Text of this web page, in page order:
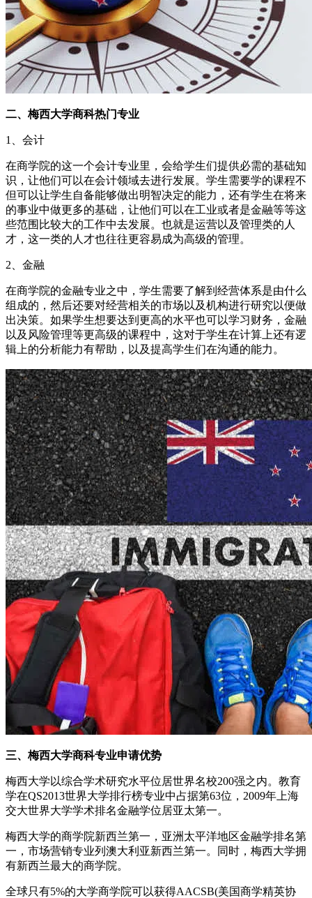
二、梅西大学商科热门专业
1、会计
在商学院的这一个会计专业里，会给学生们提供必需的基础知
识，让他们可以在会计领域去进行发展。学生需要学的课程不
但可以让学生自备能够做出明智决定的能力，还有学生在将来
的事业中做更多的基础，让他们可以在工业或者是金融等等这
些范围比较大的工作中去发展。也就是运营以及管理类的人
才，这一类的人才也往往更容易成为高级的管理。
2、金融
在商学院的金融专业之中，学生需要了解到经营体系是由什么
组成的，然后还要对经营相关的市场以及机构进行研究以便做
出决策。如果学生想要达到更高的水平也可以学习财务，金融
以及风险管理等更高级的课程中，这对于学生在计算上还有逻
辑上的分析能力有帮助，以及提高学生们在沟通的能力。
三、梅西大学商科专业申请优势
梅西大学以综合学术研究水平位居世界名校200强之内。教育
学在QS2013世界大学排行榜专业中占据第63位，2009年上海
交大世界大学学术排名金融学位居亚太第一。
梅西大学的商学院新西兰第一，亚洲太平洋地区金融学排名第
一，市场营销专业列澳大利亚新西兰第一。同时，梅西大学拥
有新西兰最大的商学院。
全球只有5%的大学商学院可以获得AACSB(美国商学精英协